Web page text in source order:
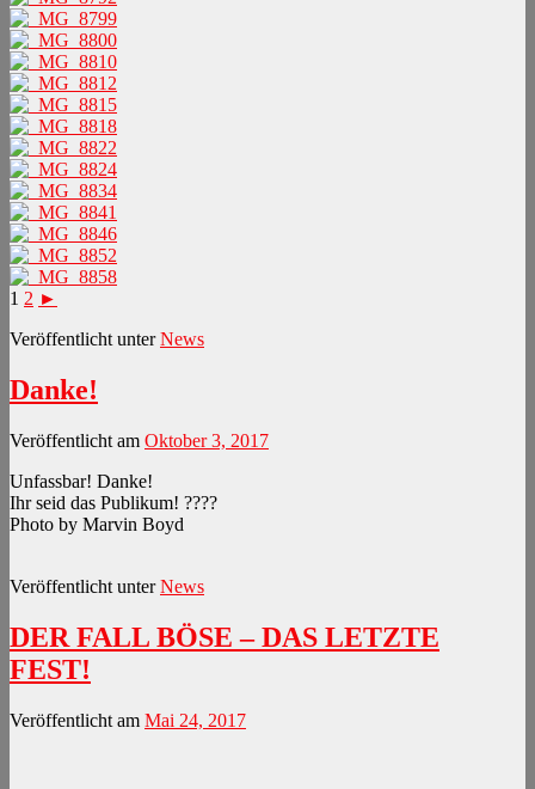
1 2 ►
Veröffentlicht unter News
Danke!
Veröffentlicht am Oktober 3, 2017
Unfassbar! Danke!
Ihr seid das Publikum! ????
Photo by Marvin Boyd
Veröffentlicht unter News
DER FALL BÖSE – DAS LETZTE
FEST!
Veröffentlicht am Mai 24, 2017